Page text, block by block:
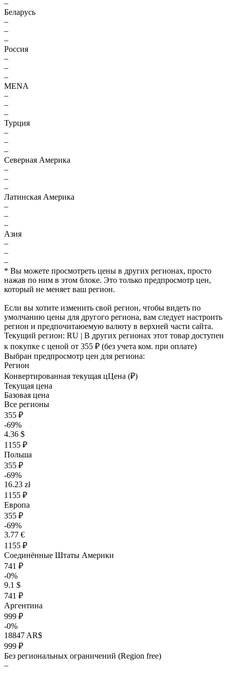
–
Беларусь
–
–
–
Россия
–
–
–
MENA
–
–
–
Турция
–
–
–
Северная Америка
–
–
–
Латинская Америка
–
–
–
Азия
–
–
–
* Вы можете просмотреть цены в других регионах, просто
нажав по ним в этом блоке. Это только предпросмотр цен,
который не меняет ваш регион.
Если вы хотите изменить свой регион, чтобы видеть по
умолчанию цены для другого региона, вам следует настроить
регион и предпочитаюемую валюту в верхней части сайта.
Текущий регион: RU | В других регионах этот товар доступен
к покупке с ценой от 355 ₽ (без учета ком. при оплате)
Выбран предпросмотр цен для региона:
Регион
Конвертированная текущая цЦена (₽)
Текущая цена
Базовая цена
Все регионы
355 ₽
-69%
4.36 $
1155 ₽
Польша
355 ₽
-69%
16.23 zł
1155 ₽
Европа
355 ₽
-69%
3.77 €
1155 ₽
Соединённые Штаты Америки
741 ₽
-0%
9.1 $
741 ₽
Аргентина
999 ₽
-0%
18847 AR$
999 ₽
Без региональных ограничений (Region free)
–